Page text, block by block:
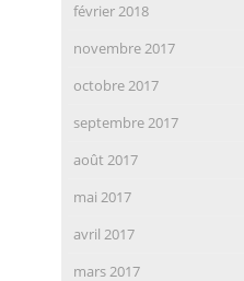
février 2018
novembre 2017
octobre 2017
septembre 2017
août 2017
mai 2017
avril 2017
mars 2017